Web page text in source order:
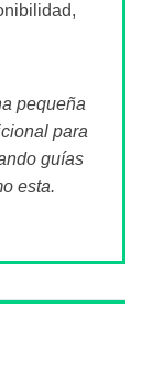
pequeña
para
guías
esta.